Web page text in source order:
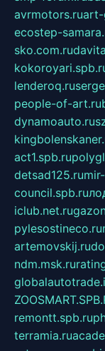
avrmotors.ruart-
ecostep-
sko.com.ru
lenderoq.ru
people-of-art.ru
dynamoauto.ru
act1.spb.ru
detsad125.ru
council.spb.ru
iclub.net.ru
pylesostineco.ru
artemovskij.ru
ndm.msk.ru
remontt.spb.ru
terramia.ru